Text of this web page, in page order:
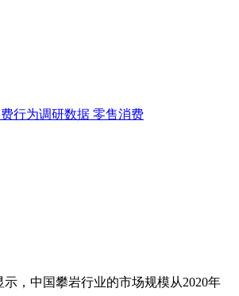
行为调研数据 零售消费
，中国攀岩行业的市场规模从2020年